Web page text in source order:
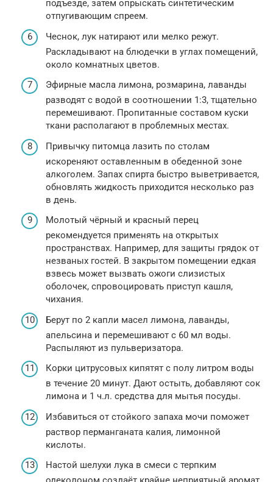
подъезде, затем опрыскать синтетическим
отпугивающим спреем.
Чеснок, лук натирают или мелко режут.
Раскладывают на блюдечки в углах помещений,
около комнатных цветов.
Эфирные масла лимона, розмарина, лаванды
разводят с водой в соотношении 1:3, тщательно
перемешивают. Пропитанные составом куски
ткани располагают в проблемных местах.
Привычку питомца лазить по столам
искореняют оставленным в обеденной зоне
алкоголем. Запах спирта быстро выветривается,
обновлять жидкость приходится несколько раз
в день.
Молотый чёрный и красный перец
рекомендуется применять на открытых
пространствах. Например, для защиты грядок от
незваных гостей. В закрытом помещении едкая
взвесь может вызвать ожоги слизистых
оболочек, спровоцировать приступ кашля,
чихания.
Берут по 2 капли масел лимона, лаванды,
апельсина и перемешивают с 60 мл воды.
Распыляют из пульверизатора.
Корки цитрусовых кипятят с полу литром воды
в течение 20 минут. Дают остыть, добавляют сок
лимона и 1 ч.л. средства для мытья посуды.
Избавиться от стойкого запаха мочи поможет
раствор перманганата калия, лимонной
кислоты.
Настой шелухи лука в смеси с терпким